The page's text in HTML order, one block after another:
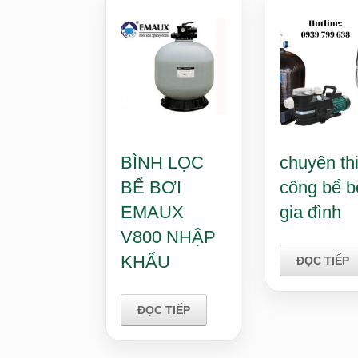
BÌNH LỌC
BỂ BƠI
EMAUX
V800 NHẬP
KHẨU
ĐỌC TIẾP
chuyên thi
công bể
gia đình
ĐỌC TIẾP